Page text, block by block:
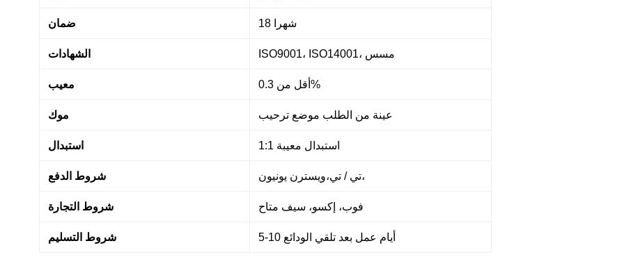
ضمان 18 شهرا
الشهادات ISO9001، ISO14001، مسس
معيب أقل من 0.3%
موك عينة من الطلب موضع ترحيب
استبدال 1:1 استبدال معيبة
شروط الدفع تي / تي،ويسترن يونيون،
شروط التجارة فوب، إكسو، سيف متاح
شروط التسليم 5-10 أيام عمل بعد تلقي الودائع